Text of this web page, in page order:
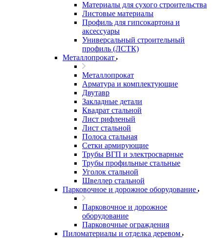
Материалы для сухого строительства
Листовые материалы
Профиль для гипсокартона и
аксессуары
Универсальный строительный
профиль (ЛСТК)
Металлопрокат
Металлопрокат
Арматура и комплектующие
Двутавр
Закладные детали
Квадрат стальной
Лист рифленый
Лист стальной
Полоса стальная
Сетки армирующие
Трубы ВГП и электросварные
Трубы профильные стальные
Уголок стальной
Швеллер стальной
Парковочное и дорожное оборудование
Парковочное и дорожное
оборудование
Парковочные ограждения
Пиломатериалы и отделка деревом